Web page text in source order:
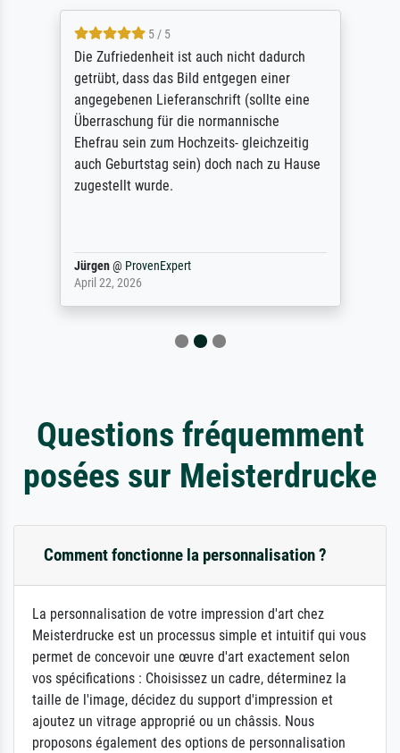
5 / 5
Die Zufriedenheit ist auch nicht dadurch
getrübt, dass das Bild entgegen einer
angegebenen Lieferanschrift (sollte eine
Überraschung für die normannische
Ehefrau sein zum Hochzeits- gleichzeitig
auch Geburtstag sein) doch nach zu Hause
zugestellt wurde.
Jürgen@ ProvenExpert
April 22, 2026
Questions fréquemment
posées sur Meisterdrucke
Comment fonctionne la personnalisation ?
La personnalisation de votre impression d'art chez
Meisterdrucke est un processus simple et intuitif qui vous
permet de concevoir une œuvre d'art exactement selon
vos spécifications : Choisissez un cadre, déterminez la
taille de l'image, décidez du support d'impression et
ajoutez un vitrage approprié ou un châssis. Nous
proposons également des options de personnalisation